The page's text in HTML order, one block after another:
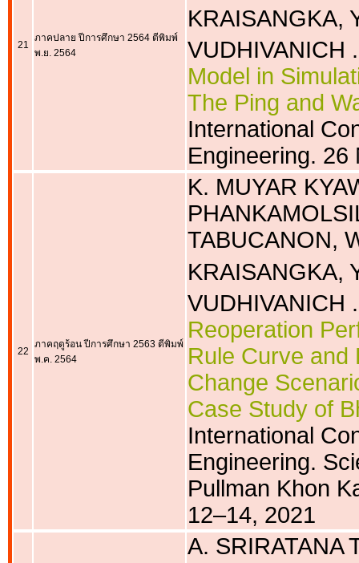
21
ภาคปลาย ปีการศึกษา 2564 ตีพิมพ์
พ.ย. 2564
KRAISANGKA,
VUDHIVANICH
Model in
The Ping and
International
Engineering. 26
22
ภาคฤดูร้อน ปีการศึกษา 2563 ตีพิมพ์
พ.ค. 2564
K. MUYAR
TABUCANON,
KRAISANGKA,
VUDHIVANICH
Reoperation
Rule Curve and
Change
Case Study of
International
Engineering.
Pullman Khon
12–14, 2021
A. SRIRATANA